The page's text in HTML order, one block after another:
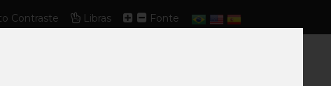
Contraste Libras Fonte